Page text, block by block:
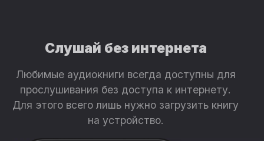
Слушай без интернета
Любимые аудиокниги всегда доступны для
прослушивания без доступа к интернету.
Для этого всего лишь нужно загрузить книгу
на устройство.